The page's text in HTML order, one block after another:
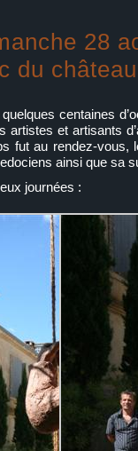
28
du château
centaines
artistes et artisants
fut au rendez-
ainsi que sa
journées :